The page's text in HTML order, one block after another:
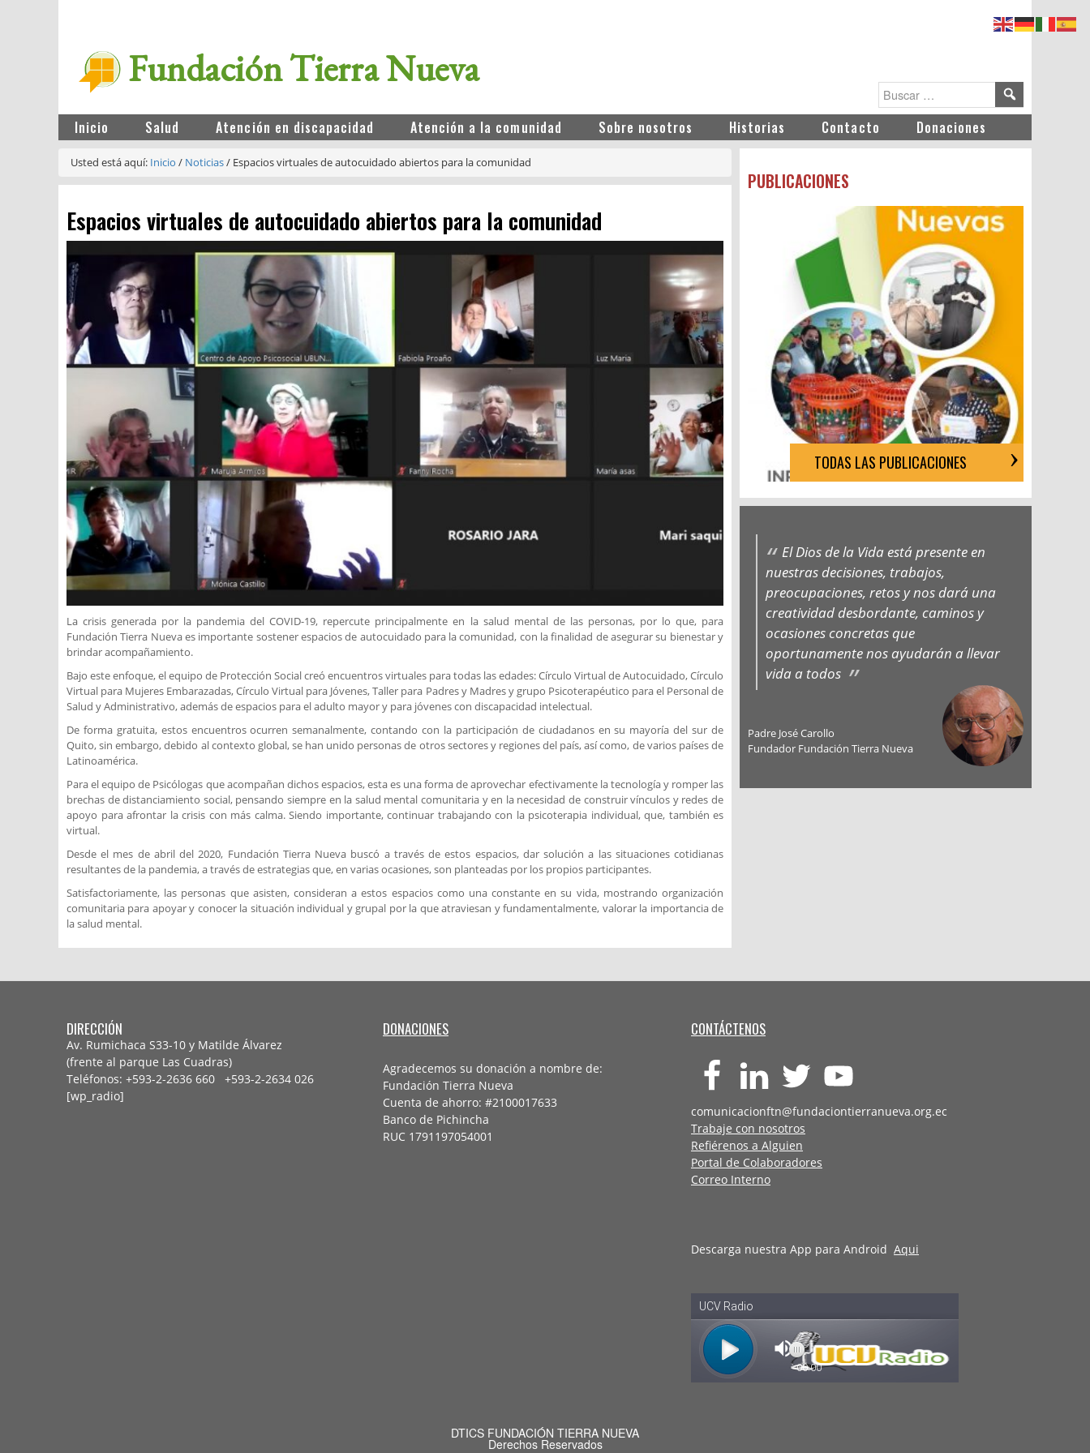
Fundación Tierra Nueva
Inicio Salud Atención en discapacidad Atención a la comunidad Sobre nosotros Historias Contacto Donaciones
Usted está aquí: Inicio / Noticias/ Espacios virtuales de autocuidado abiertos para la comunidad
Espacios virtuales de autocuidado abiertos para la comunidad
La crisis generada por la pandemia del COVID-19, repercute principalmente en la salud mental de las personas, por lo que, para
Fundación Tierra Nueva es importante sostener espacios de autocuidado para la comunidad, con la finalidad de asegurar su bienestar y
brindar acompañamiento.
Bajo este enfoque, el equipo de Protección Social creó encuentros virtuales para todas las edades: Círculo Virtual de Autocuidado, Círculo
Virtual para Mujeres Embarazadas, Círculo Virtual para Jóvenes, Taller para Padres y Madres y grupo Psicoterapéutico para el Personal de
Salud y Administrativo, además de espacios para el adulto mayor y para jóvenes con discapacidad intelectual.
De forma gratuita, estos encuentros ocurren semanalmente, contando con la participación de ciudadanos en su mayoría del sur de
Quito, sin embargo, debido al contexto global, se han unido personas de otros sectores y regiones del país, así como, de varios países de
Latinoamérica.
Para el equipo de Psicólogas que acompañan dichos espacios, esta es una forma de aprovechar efectivamente la tecnología y romper las
brechas de distanciamiento social, pensando siempre en la salud mental comunitaria y en la necesidad de construir vínculos y redes de
apoyo para afrontar la crisis con más calma. Siendo importante, continuar trabajando con la psicoterapia individual, que, también es
virtual.
Desde el mes de abril del 2020, Fundación Tierra Nueva buscó a través de estos espacios, dar solución a las situaciones cotidianas
resultantes de la pandemia, a través de estrategias que, en varias ocasiones, son planteadas por los propios participantes.
Satisfactoriamente, las personas que asisten, consideran a estos espacios como una constante en su vida, mostrando organización
comunitaria para apoyar y conocer la situación individual y grupal por la que atraviesan y fundamentalmente, valorar la importancia de
la salud mental.
PUBLICACIONES
TODAS LAS PUBLICACIONES
El Dios de la Vida está presente en
nuestras decisiones, trabajos,
preocupaciones, retos y nos dará una
creatividad desbordante, caminos y
ocasiones concretas que
oportunamente nos ayudarán a llevar
vida a todos
Padre José Carollo
Fundador Fundación Tierra Nueva
DIRECCIÓN
Av. Rumichaca S33-10 y Matilde Álvarez
(frente al parque Las Cuadras)
Teléfonos: +593-2-2636 660 +593-2-2634 026
[wp_radio]
DONACIONES
Agradecemos su donación a nombre de:
Fundación Tierra Nueva
Cuenta de ahorro: #2100017633
Banco de Pichincha
RUC 1791197054001
CONTÁCTENOS
comunicacionftn@fundaciontierranueva.org.ec
Trabaje con nosotros
Refiérenos a Alguien
Portal de Colaboradores
Correo Interno
Descarga nuestra App para Android Aqui
DTICS FUNDACIÓN TIERRA NUEVA
Derechos Reservados